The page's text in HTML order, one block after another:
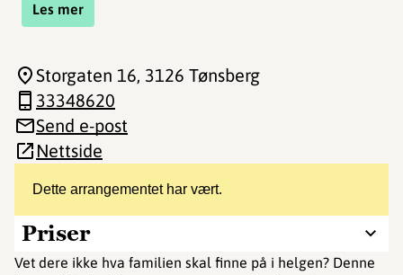
Les mer
Dette arrangementet har vært.
Priser
Vet dere ikke hva familien skal finne på i helgen? Denne
Storgaten 16, 3126 Tønsberg
33348620
Send e-post
Nettside